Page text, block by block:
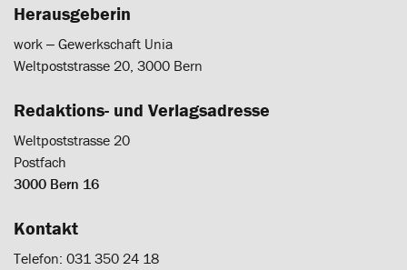
Herausgeberin
work ‒ Gewerkschaft Unia
Weltpoststrasse 20, 3000 Bern
Redaktions- und Verlagsadresse
Weltpoststrasse 20
Postfach
3000 Bern 16
Kontakt
Telefon: 031 350 24 18